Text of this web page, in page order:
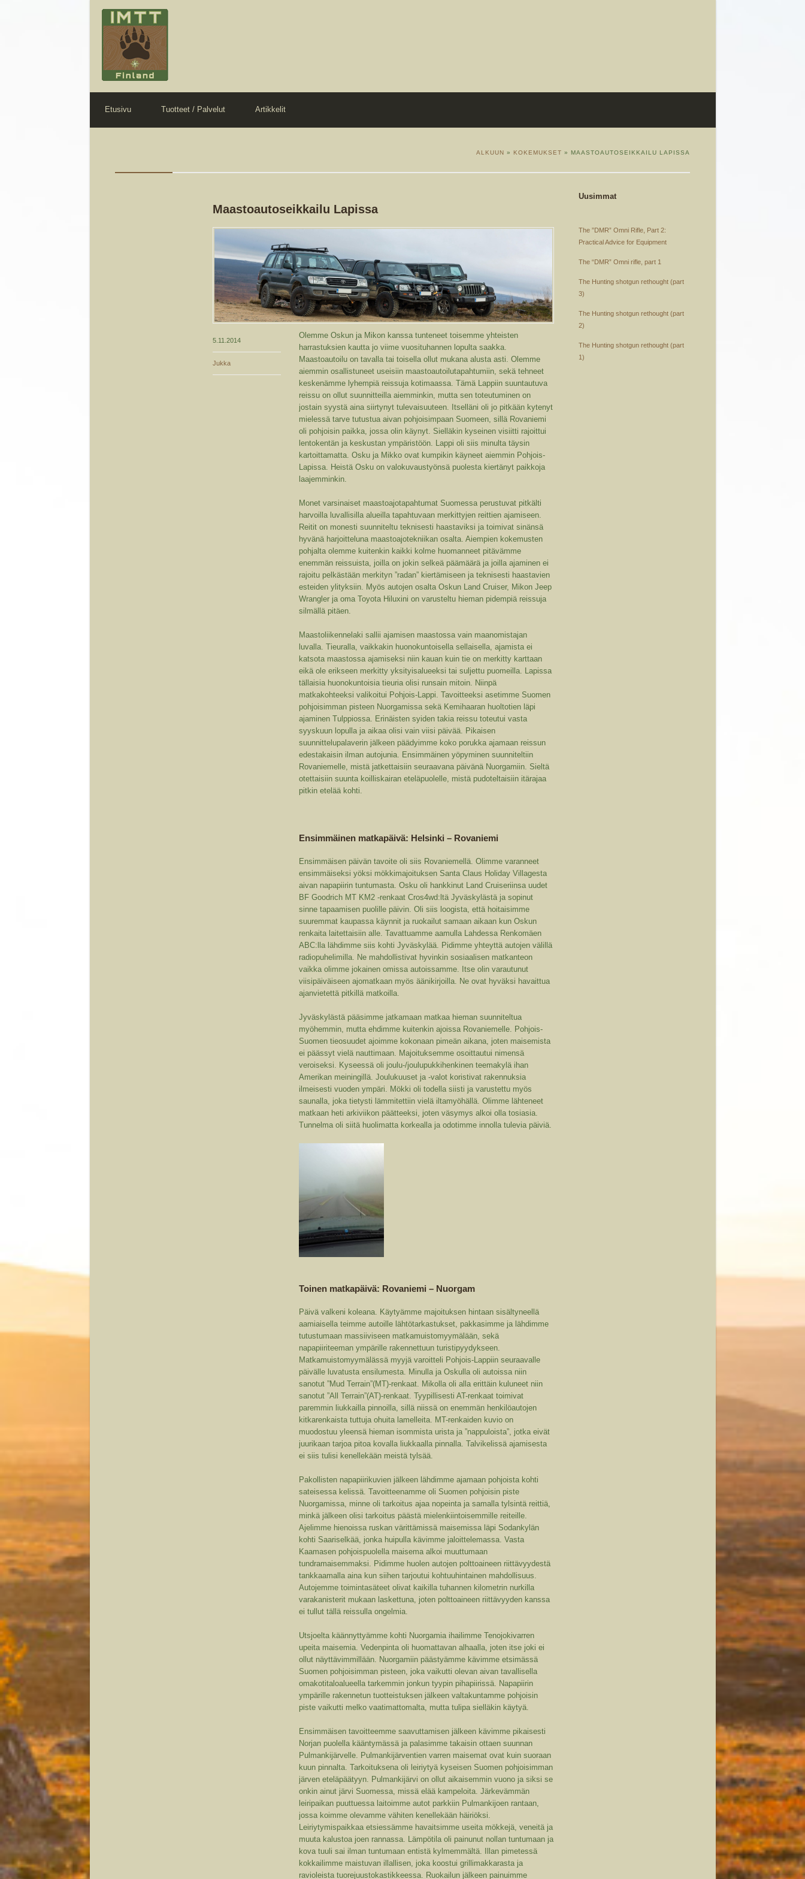
Etusivu Tuotteet / Palvelut Artikkelit
ALKUUN » KOKEMUKSET » MAASTOAUTOSEIKKAILU LAPISSA
Maastoautoseikkailu Lapissa
5.11.2014
Jukka
Olemme Oskun ja Mikon kanssa tunteneet toisemme yhteisten
harrastuksien kautta jo viime vuosituhannen lopulta saakka.
Maastoautoilu on tavalla tai toisella ollut mukana alusta asti. Olemme
aiemmin osallistuneet useisiin maastoautoilutapahtumiin, sekä tehneet
keskenämme lyhempiä reissuja kotimaassa. Tämä Lappiin suuntautuva
reissu on ollut suunnitteilla aiemminkin, mutta sen toteutuminen on
jostain syystä aina siirtynyt tulevaisuuteen. Itselläni oli jo pitkään kytenyt
mielessä tarve tutustua aivan pohjoisimpaan Suomeen, sillä Rovaniemi
oli pohjoisin paikka, jossa olin käynyt. Sielläkin kyseinen visiitti rajoittui
lentokentän ja keskustan ympäristöön. Lappi oli siis minulta täysin
kartoittamatta. Osku ja Mikko ovat kumpikin käyneet aiemmin Pohjois-
Lapissa. Heistä Osku on valokuvaustyönsä puolesta kiertänyt paikkoja
laajemminkin.
Monet varsinaiset maastoajotapahtumat Suomessa perustuvat pitkälti
harvoilla luvallisilla alueilla tapahtuvaan merkittyjen reittien ajamiseen.
Reitit on monesti suunniteltu teknisesti haastaviksi ja toimivat sinänsä
hyvänä harjoitteluna maastoajotekniikan osalta. Aiempien kokemusten
pohjalta olemme kuitenkin kaikki kolme huomanneet pitävämme
enemmän reissuista, joilla on jokin selkeä päämäärä ja joilla ajaminen ei
rajoitu pelkästään merkityn ”radan” kiertämiseen ja teknisesti haastavien
esteiden ylityksiin. Myös autojen osalta Oskun Land Cruiser, Mikon Jeep
Wrangler ja oma Toyota Hiluxini on varusteltu hieman pidempiä reissuja
silmällä pitäen.
Maastoliikennelaki sallii ajamisen maastossa vain maanomistajan
luvalla. Tieuralla, vaikkakin huonokuntoisella sellaisella, ajamista ei
katsota maastossa ajamiseksi niin kauan kuin tie on merkitty karttaan
eikä ole erikseen merkitty yksityisalueeksi tai suljettu puomeilla. Lapissa
tällaisia huonokuntoisia tieuria olisi runsain mitoin. Niinpä
matkakohteeksi valikoitui Pohjois-Lappi. Tavoitteeksi asetimme Suomen
pohjoisimman pisteen Nuorgamissa sekä Kemihaaran huoltotien läpi
ajaminen Tulppiossa. Erinäisten syiden takia reissu toteutui vasta
syyskuun lopulla ja aikaa olisi vain viisi päivää. Pikaisen
suunnittelupalaverin jälkeen päädyimme koko porukka ajamaan reissun
edestakaisin ilman autojunia. Ensimmäinen yöpyminen suunniteltiin
Rovaniemelle, mistä jatkettaisiin seuraavana päivänä Nuorgamiin. Sieltä
otettaisiin suunta koilliskairan eteläpuolelle, mistä pudoteltaisiin itärajaa
pitkin etelää kohti.
Ensimmäinen matkapäivä: Helsinki – Rovaniemi
Ensimmäisen päivän tavoite oli siis Rovaniemellä. Olimme varanneet
ensimmäiseksi yöksi mökkimajoituksen Santa Claus Holiday Villagesta
aivan napapiirin tuntumasta. Osku oli hankkinut Land Cruiseriinsa uudet
BF Goodrich MT KM2 -renkaat Cros4wd:ltä Jyväskylästä ja sopinut
sinne tapaamisen puolille päivin. Oli siis loogista, että hoitaisimme
suuremmat kaupassa käynnit ja ruokailut samaan aikaan kun Oskun
renkaita laitettaisiin alle. Tavattuamme aamulla Lahdessa Renkomäen
ABC:lla lähdimme siis kohti Jyväskylää. Pidimme yhteyttä autojen välillä
radiopuhelimilla. Ne mahdollistivat hyvinkin sosiaalisen matkanteon
vaikka olimme jokainen omissa autoissamme. Itse olin varautunut
viisipäiväiseen ajomatkaan myös äänikirjoilla. Ne ovat hyväksi havaittua
ajanvietettä pitkillä matkoilla.
Jyväskylästä pääsimme jatkamaan matkaa hieman suunniteltua
myöhemmin, mutta ehdimme kuitenkin ajoissa Rovaniemelle. Pohjois-
Suomen tieosuudet ajoimme kokonaan pimeän aikana, joten maisemista
ei päässyt vielä nauttimaan. Majoituksemme osoittautui nimensä
veroiseksi. Kyseessä oli joulu-/joulupukkihenkinen teemakylä ihan
Amerikan meiningillä. Joulukuuset ja -valot koristivat rakennuksia
ilmeisesti vuoden ympäri. Mökki oli todella siisti ja varustettu myös
saunalla, joka tietysti lämmitettiin vielä iltamyöhällä. Olimme lähteneet
matkaan heti arkiviikon päätteeksi, joten väsymys alkoi olla tosiasia.
Tunnelma oli siitä huolimatta korkealla ja odotimme innolla tulevia päiviä.
Toinen matkapäivä: Rovaniemi – Nuorgam
Päivä valkeni koleana. Käytyämme majoituksen hintaan sisältyneellä
aamiaisella teimme autoille lähtötarkastukset, pakkasimme ja lähdimme
tutustumaan massiiviseen matkamuistomyymälään, sekä
napapiiriteeman ympärille rakennettuun turistipyydykseen.
Matkamuistomyymälässä myyjä varoitteli Pohjois-Lappiin seuraavalle
päivälle luvatusta ensilumesta. Minulla ja Oskulla oli autoissa niin
sanotut ”Mud Terrain”(MT)-renkaat. Mikolla oli alla erittäin kuluneet niin
sanotut ”All Terrain”(AT)-renkaat. Tyypillisesti AT-renkaat toimivat
paremmin liukkailla pinnoilla, sillä niissä on enemmän henkilöautojen
kitkarenkaista tuttuja ohuita lamelleita. MT-renkaiden kuvio on
muodostuu yleensä hieman isommista urista ja ”nappuloista”, jotka eivät
juurikaan tarjoa pitoa kovalla liukkaalla pinnalla. Talvikelissä ajamisesta
ei siis tulisi kenellekään meistä tylsää.
Pakollisten napapiirikuvien jälkeen lähdimme ajamaan pohjoista kohti
sateisessa kelissä. Tavoitteenamme oli Suomen pohjoisin piste
Nuorgamissa, minne oli tarkoitus ajaa nopeinta ja samalla tylsintä reittiä,
minkä jälkeen olisi tarkoitus päästä mielenkiintoisemmille reiteille.
Ajelimme hienoissa ruskan värittämissä maisemissa läpi Sodankylän
kohti Saariselkää, jonka huipulla kävimme jaloittelemassa. Vasta
Kaamasen pohjoispuolella maisema alkoi muuttumaan
tundramaisemmaksi. Pidimme huolen autojen polttoaineen riittävyydestä
tankkaamalla aina kun siihen tarjoutui kohtuuhintainen mahdollisuus.
Autojemme toimintasäteet olivat kaikilla tuhannen kilometrin nurkilla
varakanisterit mukaan laskettuna, joten polttoaineen riittävyyden kanssa
ei tullut tällä reissulla ongelmia.
Utsjoelta käännyttyämme kohti Nuorgamia ihailimme Tenojokivarren
upeita maisemia. Vedenpinta oli huomattavan alhaalla, joten itse joki ei
ollut näyttävimmillään. Nuorgamiin päästyämme kävimme etsimässä
Suomen pohjoisimman pisteen, joka vaikutti olevan aivan tavallisella
omakotitaloalueella tarkemmin jonkun tyypin pihapiirissä. Napapiirin
ympärille rakennetun tuotteistuksen jälkeen valtakuntamme pohjoisin
piste vaikutti melko vaatimattomalta, mutta tulipa sielläkin käytyä.
Ensimmäisen tavoitteemme saavuttamisen jälkeen kävimme pikaisesti
Norjan puolella kääntymässä ja palasimme takaisin ottaen suunnan
Pulmankijärvelle. Pulmankijärventien varren maisemat ovat kuin suoraan
kuun pinnalta. Tarkoituksena oli leiriytyä kyseisen Suomen pohjoisimman
järven eteläpäätyyn. Pulmankijärvi on ollut aikaisemmin vuono ja siksi se
onkin ainut järvi Suomessa, missä elää kampeloita. Järkevämmän
leiripaikan puuttuessa laitoimme autot parkkiin Pulmankijoen rantaan,
jossa koimme olevamme vähiten kenellekään häiriöksi.
Leiriytymispaikkaa etsiessämme havaitsimme useita mökkejä, veneitä ja
muuta kalustoa joen rannassa. Lämpötila oli painunut nollan tuntumaan ja
kova tuuli sai ilman tuntumaan entistä kylmemmältä. Illan pimetessä
kokkailimme maistuvan illallisen, joka koostui grillimakkarasta ja
ravioleista tuorejuustokastikkeessa. Ruokailun jälkeen painuimme
Uusimmat
The ”DMR” Omni Rifle, Part 2:
Practical Advice for Equipment
The “DMR” Omni rifle, part 1
The Hunting shotgun rethought (part
3)
The Hunting shotgun rethought (part
2)
The Hunting shotgun rethought (part
1)